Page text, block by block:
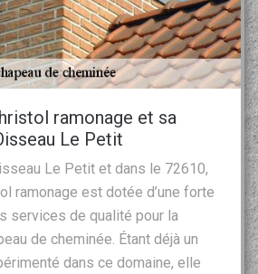
ramonage et sa
Le Petit
Le Petit et dans le 72610,
ramonage est dotée d’une forte
services de qualité pour la
de cheminée. Étant déjà un
dans ce domaine, elle